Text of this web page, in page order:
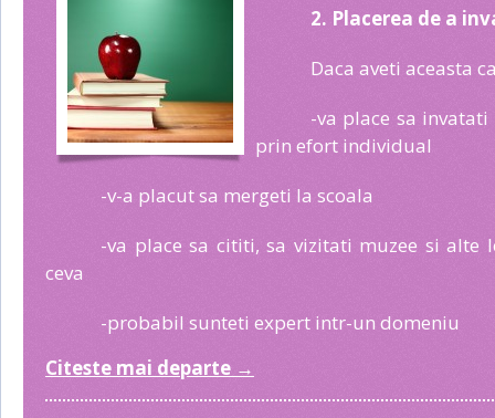
2. Placerea de a
Daca aveti aceasta
-va place sa
prin efort individual
-v-a placut sa mergeti la scoala
-va place sa cititi, sa vizitati muzee si alte
ceva
-probabil sunteti expert intr-un domeniu
Citeste mai departe →